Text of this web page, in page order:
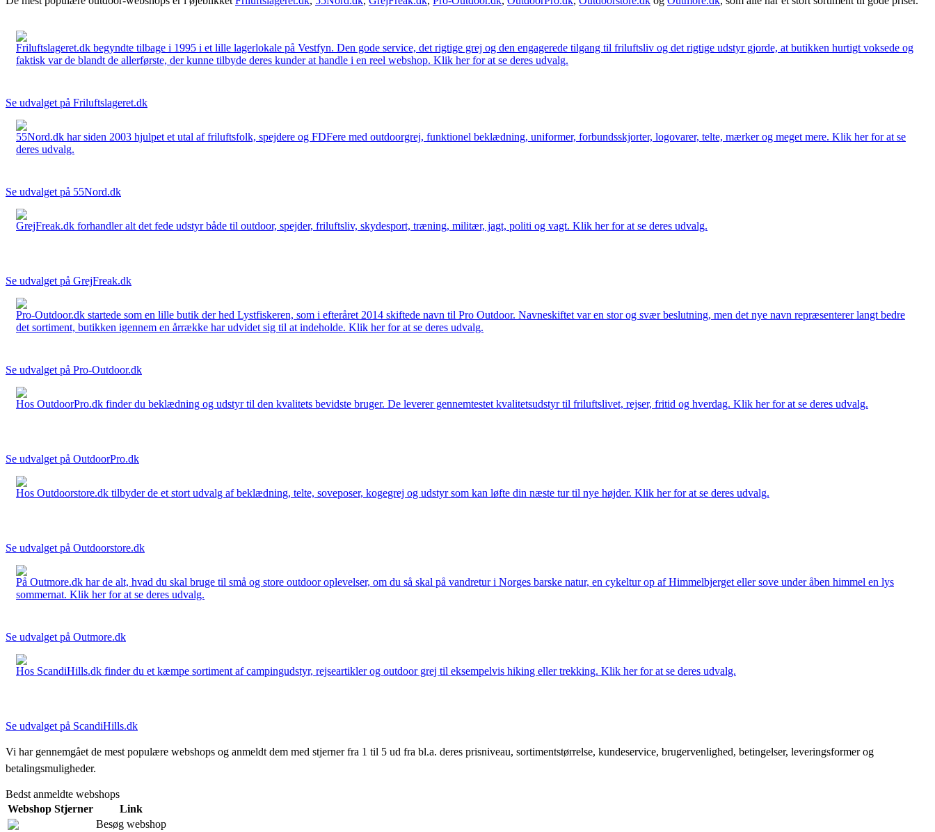
Friluftslageret.dk begyndte tilbage i 1995 i et lille lagerlokale på Vestfyn. Den gode service, det rigtige grej og den engagerede tilgang til friluftsliv og det rigtige udstyr gjorde, at butikken hurtigt voksede og
faktisk var de blandt de allerførste, der kunne tilbyde deres kunder at handle i en reel webshop. Klik her for at se deres udvalg.
Se udvalget på Friluftslageret.dk
55Nord.dk har siden 2003 hjulpet et utal af friluftsfolk, spejdere og FDFere med outdoorgrej, funktionel beklædning, uniformer, forbundsskjorter, logovarer, telte, mærker og meget mere. Klik her for at se
deres udvalg.
Se udvalget på 55Nord.dk
GrejFreak.dk forhandler alt det fede udstyr både til outdoor, spejder, friluftsliv, skydesport, træning, militær, jagt, politi og vagt. Klik her for at se deres udvalg.
Se udvalget på GrejFreak.dk
Pro-Outdoor.dk startede som en lille butik der hed Lystfiskeren, som i efteråret 2014 skiftede navn til Pro Outdoor. Navneskiftet var en stor og svær beslutning, men det nye navn repræsenterer langt bedre
det sortiment, butikken igennem en årrække har udvidet sig til at indeholde. Klik her for at se deres udvalg.
Se udvalget på Pro-Outdoor.dk
Hos OutdoorPro.dk finder du beklædning og udstyr til den kvalitets bevidste bruger. De leverer gennemtestet kvalitetsudstyr til friluftslivet, rejser, fritid og hverdag. Klik her for at se deres udvalg.
Se udvalget på OutdoorPro.dk
Hos Outdoorstore.dk tilbyder de et stort udvalg af beklædning, telte, soveposer, kogegrej og udstyr som kan løfte din næste tur til nye højder. Klik her for at se deres udvalg.
Se udvalget på Outdoorstore.dk
På Outmore.dk har de alt, hvad du skal bruge til små og store outdoor oplevelser, om du så skal på vandretur i Norges barske natur, en cykeltur op af Himmelbjerget eller sove under åben himmel en lys
sommernat. Klik her for at se deres udvalg.
Se udvalget på Outmore.dk
Hos ScandiHills.dk finder du et kæmpe sortiment af campingudstyr, rejseartikler og outdoor grej til eksempelvis hiking eller trekking. Klik her for at se deres udvalg.
Se udvalget på ScandiHills.dk
Vi har gennemgået de mest populære webshops og anmeldt dem med stjerner fra 1 til 5 ud fra bl.a. deres prisniveau, sortimentstørrelse, kundeservice, brugervenlighed, betingelser, leveringsformer og
betalingsmuligheder.
Bedst anmeldte webshops
Webshop Stjerner
Link
Besøg webshop